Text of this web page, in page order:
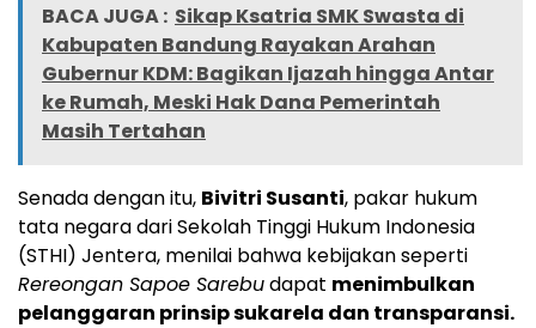
BACA JUGA : Sikap Ksatria SMK Swasta di
Kabupaten Bandung Rayakan Arahan
Gubernur KDM: Bagikan Ijazah hingga Antar
ke Rumah, Meski Hak Dana Pemerintah
Masih Tertahan
Senada dengan itu, Bivitri Susanti, pakar hukum
tata negara dari Sekolah Tinggi Hukum Indonesia
(STHI) Jentera, menilai bahwa kebijakan seperti
Rereongan Sapoe Sarebudapat menimbulkan
pelanggaran prinsip sukarela dan transparansi.